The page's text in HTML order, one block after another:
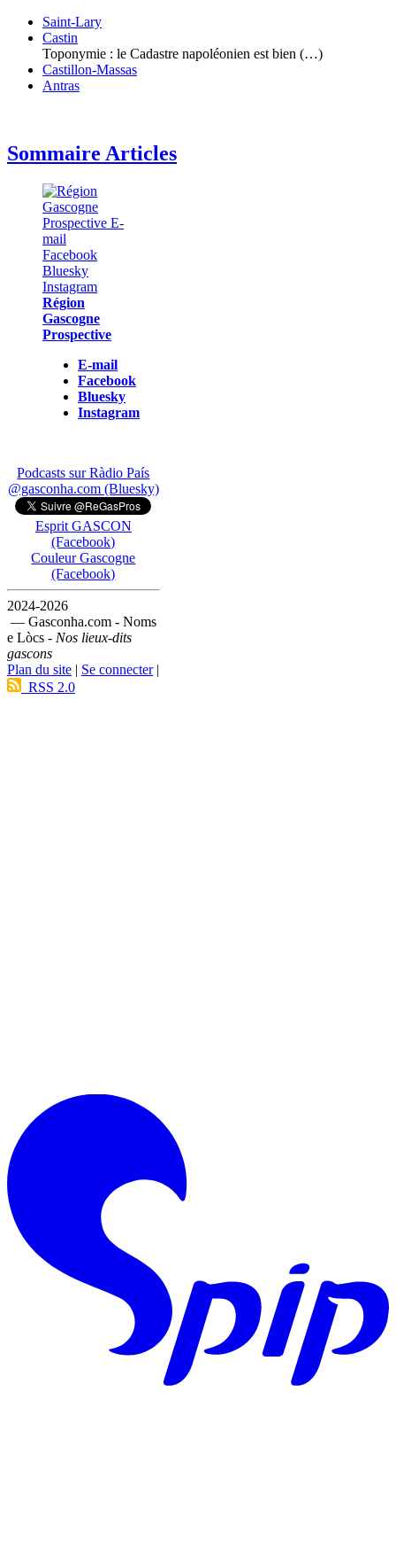
Saint-Lary
Castin
Toponymie : le Cadastre napoléonien est bien (…)
Castillon-Massas
Antras
Sommaire Articles
Région
Gascogne
Prospective
E-mail
Facebook
Bluesky
Instagram
Podcasts sur Ràdio País
@gasconha.com (Bluesky)
Esprit GASCON
(Facebook)
Couleur Gascogne
(Facebook)
2024-2026
— Gasconha.com - Noms
e Lòcs - Nos lieux-dits
gascons
Plan du site | Se connecter|
RSS 2.0